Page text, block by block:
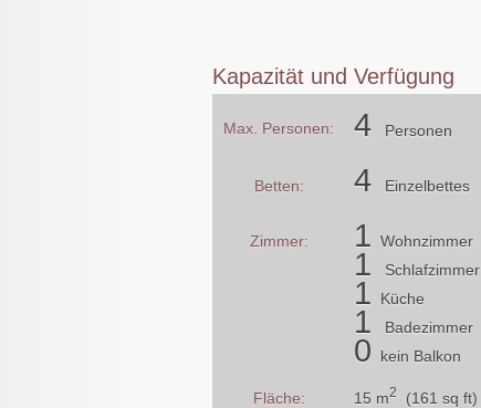
Kapazität und Verfügung
Max. Personen: 4 Personen
Betten: 4 Einzelbettes
Zimmer: 1 Wohnzimmer
1 Schlafzimmer
1 Küche
1 Badezimmer
0 kein Balkon
Fläche: 15 m2 (161 sq ft)